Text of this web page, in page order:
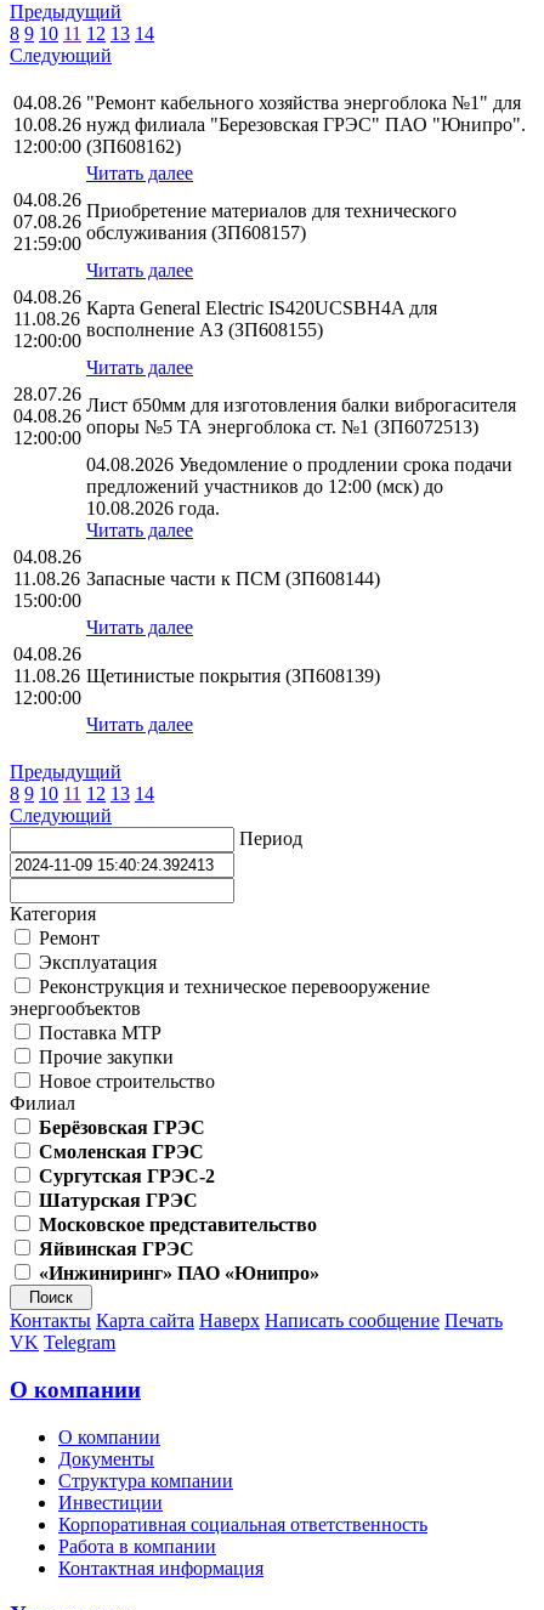
Предыдущий
8 9 10 11 12 13 14
Следующий
04.08.26
10.08.26
12:00:00
"Ремонт кабельного хозяйства энергоблока №1" для
нужд филиала "Березовская ГРЭС" ПАО "Юнипро".
(ЗП608162)
Читать далее
04.08.26
07.08.26
21:59:00
Приобретение материалов для технического
обслуживания (ЗП608157)
Читать далее
04.08.26
11.08.26
12:00:00
Карта General Electric IS420UCSBH4A для
восполнение АЗ (ЗП608155)
Читать далее
28.07.26
04.08.26
12:00:00
Лист б50мм для изготовления балки виброгасителя
опоры №5 ТА энергоблока ст. №1 (ЗП6072513)
04.08.2026 Уведомление о продлении срока подачи
предложений участников до 12:00 (мск) до
10.08.2026 года.
Читать далее
04.08.26
11.08.26
15:00:00
Запасные части к ПСМ (ЗП608144)
Читать далее
04.08.26
11.08.26
12:00:00
Щетинистые покрытия (ЗП608139)
Читать далее
Предыдущий
8 9 10 11 12 13 14
Следующий
Период
Категория
Ремонт
Эксплуатация
Реконструкция и техническое перевооружение
энергообъектов
Поставка МТР
Прочие закупки
Новое строительство
Филиал
Берёзовская ГРЭС
Смоленская ГРЭС
Сургутская ГРЭС-2
Шатурская ГРЭС
Московское представительство
Яйвинская ГРЭС
«Инжиниринг» ПАО «Юнипро»
Контакты Карта сайта Наверх Написать сообщение Печать
VK Telegram
О компании
О компании
Документы
Структура компании
Инвестиции
Корпоративная социальная ответственность
Работа в компании
Контактная информация